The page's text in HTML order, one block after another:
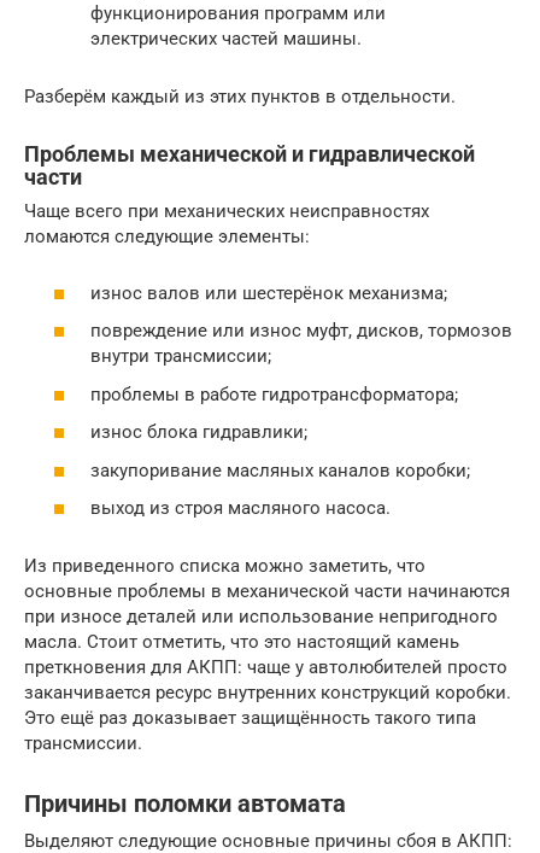
функционирования программ или
электрических частей машины.
Разберём каждый из этих пунктов в отдельности.
Проблемы механической и гидравлической
части
Чаще всего при механических неисправностях
ломаются следующие элементы:
износ валов или шестерёнок механизма;
повреждение или износ муфт, дисков, тормозов
внутри трансмиссии;
проблемы в работе гидротрансформатора;
износ блока гидравлики;
закупоривание масляных каналов коробки;
выход из строя масляного насоса.
Из приведенного списка можно заметить, что
основные проблемы в механической части начинаются
при износе деталей или использование непригодного
масла. Стоит отметить, что это настоящий камень
преткновения для АКПП: чаще у автолюбителей просто
заканчивается ресурс внутренних конструкций коробки.
Это ещё раз доказывает защищённость такого типа
трансмиссии.
Причины поломки автомата
Выделяют следующие основные причины сбоя в АКПП: